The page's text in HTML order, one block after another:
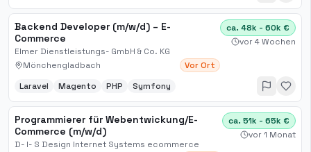
Backend Developer (m/w/d) – E-
Commerce
Elmer Dienstleistungs- GmbH & Co. KG
Mönchengladbach
Vor Ort
ca. 48k - 60k €
vor 4 Wochen
Laravel Magento PHP Symfony
Programmierer für Webentwickung/E-
Commerce (m/w/d)
D- I- S Design Internet Systems ecommerce
ca. 51k - 65k €
vor 1 Monat